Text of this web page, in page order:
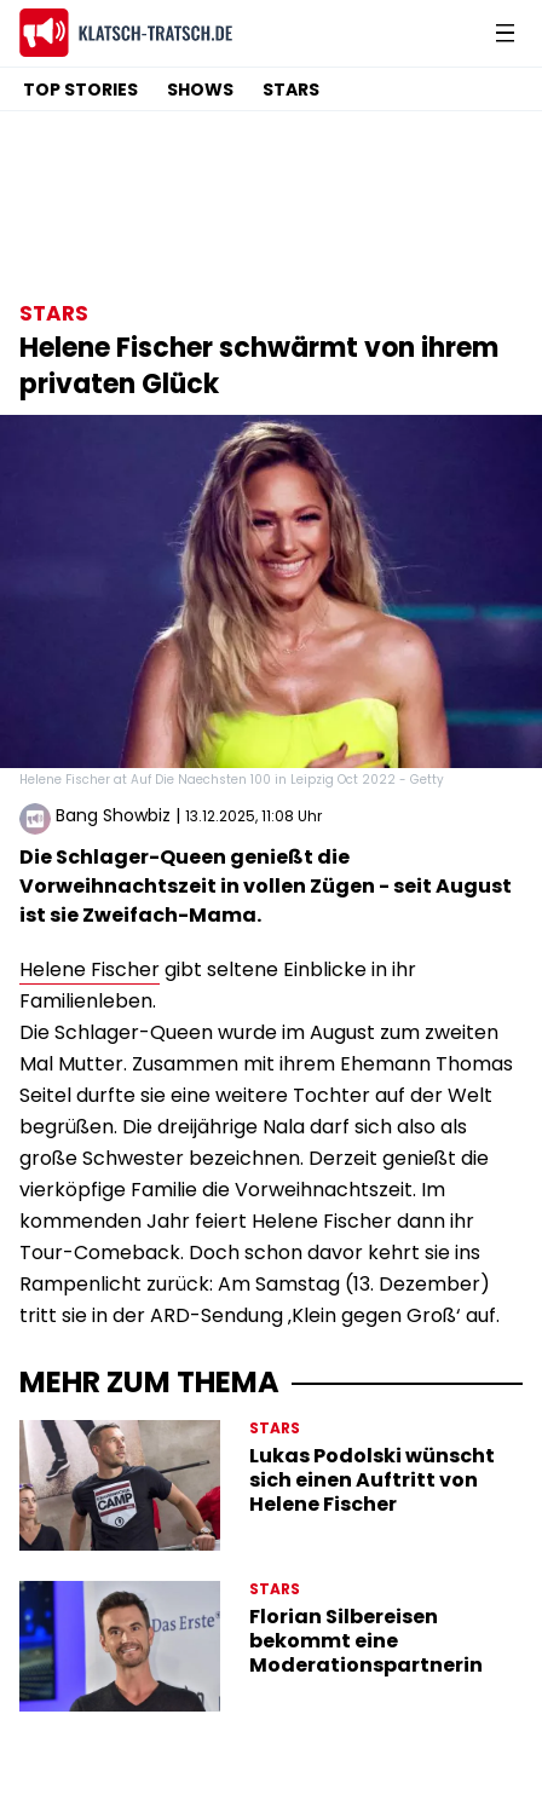
TOP STORIES SHOWS STARS
STARS
Helene Fischer schwärmt von ihrem
privaten Glück
Helene Fischer at Auf Die Naechsten 100 in Leipzig Oct 2022 - Getty
Bang Showbiz | 13.12.2025, 11:08 Uhr
Die Schlager-Queen genießt die
Vorweihnachtszeit in vollen Zügen - seit August
ist sie Zweifach-Mama.
Helene Fischergibt seltene Einblicke in ihr
Familienleben.
Die Schlager-Queen wurde im August zum zweiten
Mal Mutter. Zusammen mit ihrem Ehemann Thomas
Seitel durfte sie eine weitere Tochter auf der Welt
begrüßen. Die dreijährige Nala darf sich also als
große Schwester bezeichnen. Derzeit genießt die
vierköpfige Familie die Vorweihnachtszeit. Im
kommenden Jahr feiert Helene Fischer dann ihr
Tour-Comeback. Doch schon davor kehrt sie ins
Rampenlicht zurück: Am Samstag (13. Dezember)
tritt sie in der ARD-Sendung ‚Klein gegen Groß‘ auf.
MEHR ZUM THEMA
STARS
Lukas Podolski wünscht
sich einen Auftritt von
Helene Fischer
STARS
Florian Silbereisen
bekommt eine
Moderationspartnerin